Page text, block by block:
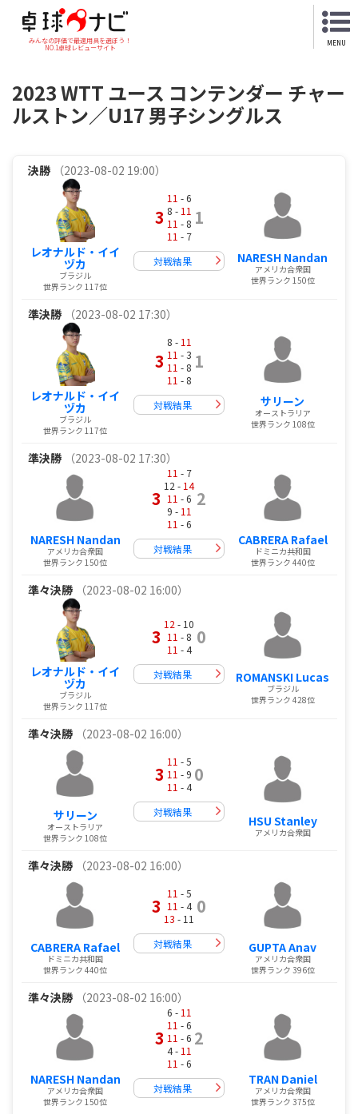
みんなの評価で最適用具を選ぼう！
NO.1卓球レビューサイト
MENU
2023 WTT ユース コンテンダー チャー
ルストン／U17 男子シングルス
決勝 （2023-08-02 19:00）
レオナルド・イイ
ヅカ
ブラジル
世界ランク 117位
3
11 - 6
8 - 11
11 - 8
11 - 7
1
対戦結果 NARESH Nandan
アメリカ合衆国
世界ランク 150位
準決勝 （2023-08-02 17:30）
レオナルド・イイ
ヅカ
ブラジル
世界ランク 117位
3
8 - 11
11 - 3
11 - 8
11 - 8
1
対戦結果 サリーン
オーストラリア
世界ランク 108位
準決勝 （2023-08-02 17:30）
NARESH Nandan
アメリカ合衆国
世界ランク 150位
3
11 - 7
12 - 14
11 - 6
9 - 11
11 - 6
2
対戦結果
CABRERA Rafael
ドミニカ共和国
世界ランク 440位
準々決勝 （2023-08-02 16:00）
レオナルド・イイ
ヅカ
ブラジル
世界ランク 117位
3
12 - 10
11 - 8
11 - 4
0
対戦結果 ROMANSKI Lucas
ブラジル
世界ランク 428位
準々決勝 （2023-08-02 16:00）
サリーン
オーストラリア
世界ランク 108位
3
11 - 5
11 - 9
11 - 4
0
対戦結果
HSU Stanley
アメリカ合衆国
準々決勝 （2023-08-02 16:00）
CABRERA Rafael
ドミニカ共和国
世界ランク 440位
3
11 - 5
11 - 4
13 - 11
0
対戦結果 GUPTA Anav
アメリカ合衆国
世界ランク 396位
準々決勝 （2023-08-02 16:00）
NARESH Nandan
アメリカ合衆国
世界ランク 150位
3
6 - 11
11 - 6
11 - 6
4 - 11
11 - 6
2
対戦結果
TRAN Daniel
アメリカ合衆国
世界ランク 375位